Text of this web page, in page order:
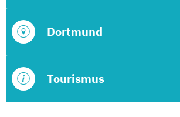
Tourismus
Dortmund